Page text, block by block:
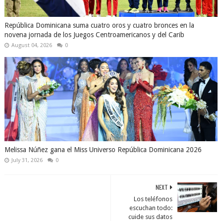
República Dominicana suma cuatro oros y cuatro bronces en la
novena jornada de los Juegos Centroamericanos y del Carib
August 04, 2026 0
Melissa Núñez gana el Miss Universo República Dominicana 2026
July 31, 2026 0
NEXT
Los teléfonos
escuchan todo:
cuide sus datos